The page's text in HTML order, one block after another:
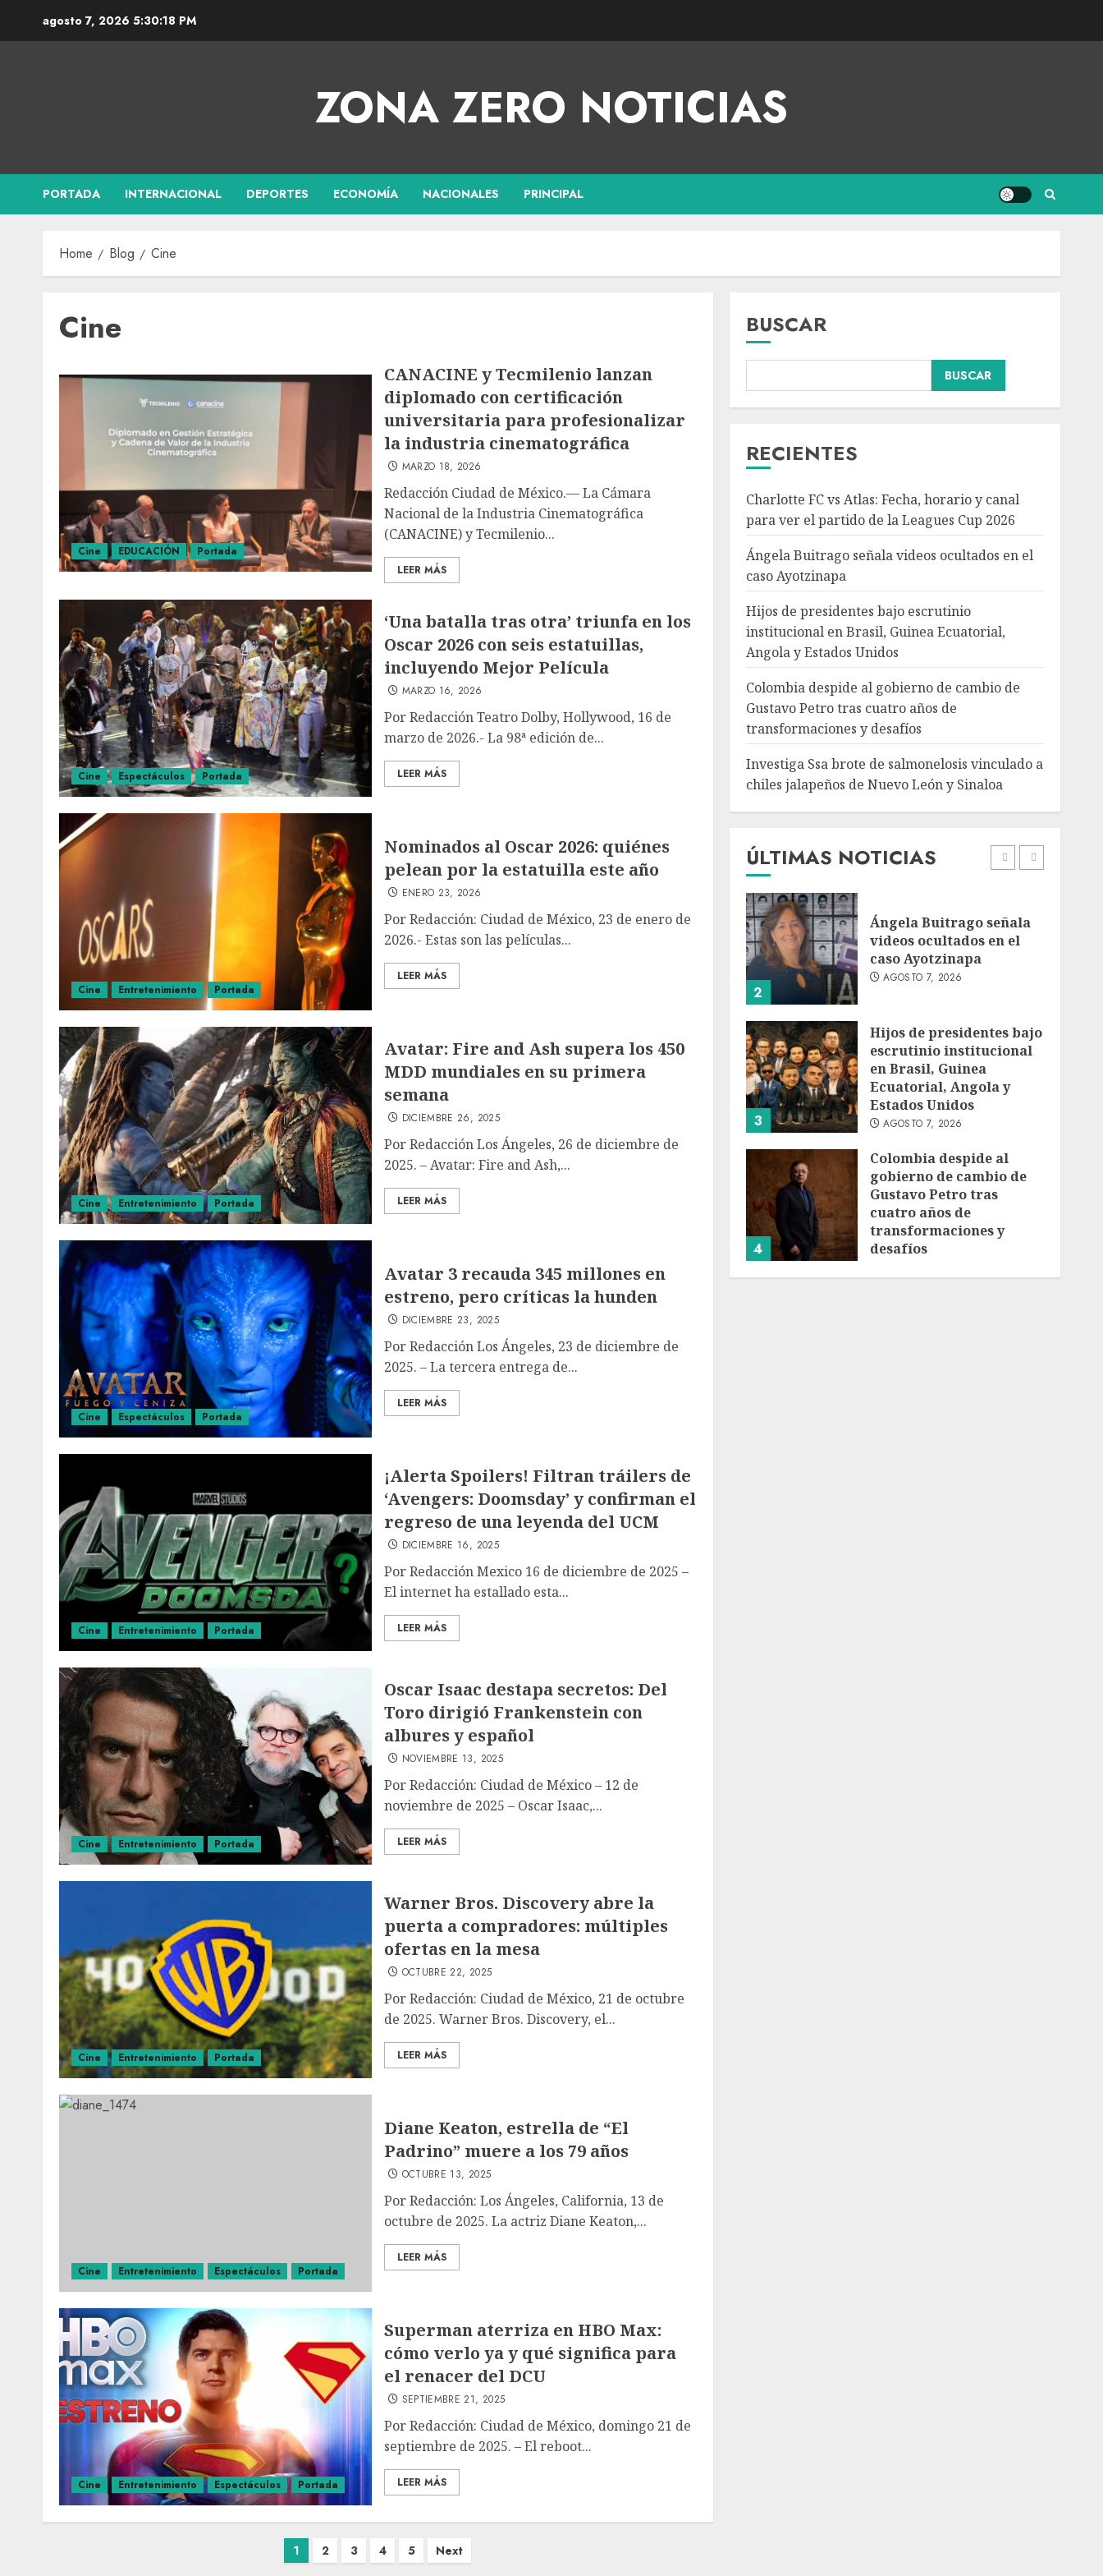
agosto 7, 2026 5:30:19 PM
ZONA ZERO NOTICIAS
PORTADA INTERNACIONAL DEPORTES ECONOMÍA NACIONALES PRINCIPAL
Home Blog Cine
Cine
Cine EDUCACIÓN Portada
CANACINE y Tecmilenio lanzan
diplomado con certificación
universitaria para profesionalizar
la industria cinematográfica
MARZO 18, 2026
Redacción Ciudad de México.— La Cámara
Nacional de la Industria Cinematográfica
(CANACINE) y Tecmilenio...
LEER MÁS
Cine Espectáculos Portada
‘Una batalla tras otra’ triunfa en los
Oscar 2026 con seis estatuillas,
incluyendo Mejor Película
MARZO 16, 2026
Por Redacción Teatro Dolby, Hollywood, 16 de
marzo de 2026.- La 98ª edición de...
LEER MÁS
Cine Entretenimiento Portada
Nominados al Oscar 2026: quiénes
pelean por la estatuilla este año
ENERO 23, 2026
Por Redacción: Ciudad de México, 23 de enero de
2026.- Estas son las películas...
LEER MÁS
Cine Entretenimiento Portada
Avatar: Fire and Ash supera los 450
MDD mundiales en su primera
semana
DICIEMBRE 26, 2025
Por Redacción Los Ángeles, 26 de diciembre de
2025. – Avatar: Fire and Ash,...
LEER MÁS
Cine Espectáculos Portada
Avatar 3 recauda 345 millones en
estreno, pero críticas la hunden
DICIEMBRE 23, 2025
Por Redacción Los Ángeles, 23 de diciembre de
2025. – La tercera entrega de...
LEER MÁS
Cine Entretenimiento Portada
¡Alerta Spoilers! Filtran tráilers de
‘Avengers: Doomsday’ y confirman el
regreso de una leyenda del UCM
DICIEMBRE 16, 2025
Por Redacción Mexico 16 de diciembre de 2025 –
El internet ha estallado esta...
LEER MÁS
Cine Entretenimiento Portada
Oscar Isaac destapa secretos: Del
Toro dirigió Frankenstein con
albures y español
NOVIEMBRE 13, 2025
Por Redacción: Ciudad de México – 12 de
noviembre de 2025 – Oscar Isaac,...
LEER MÁS
Cine Entretenimiento Portada
Warner Bros. Discovery abre la
puerta a compradores: múltiples
ofertas en la mesa
OCTUBRE 22, 2025
Por Redacción: Ciudad de México, 21 de octubre
de 2025. Warner Bros. Discovery, el...
LEER MÁS
Cine Entretenimiento Espectáculos Portada
Diane Keaton, estrella de “El
Padrino” muere a los 79 años
OCTUBRE 13, 2025
Por Redacción: Los Ángeles, California, 13 de
octubre de 2025. La actriz Diane Keaton,...
LEER MÁS
Cine Entretenimiento Espectáculos Portada
Superman aterriza en HBO Max:
cómo verlo ya y qué significa para
el renacer del DCU
SEPTIEMBRE 21, 2025
Por Redacción: Ciudad de México, domingo 21 de
septiembre de 2025. – El reboot...
LEER MÁS
1 2 3 4 5 Next
BUSCAR
BUSCAR
RECIENTES
Charlotte FC vs Atlas: Fecha, horario y canal
para ver el partido de la Leagues Cup 2026
Ángela Buitrago señala videos ocultados en el
caso Ayotzinapa
Hijos de presidentes bajo escrutinio
institucional en Brasil, Guinea Ecuatorial,
Angola y Estados Unidos
Colombia despide al gobierno de cambio de
Gustavo Petro tras cuatro años de
transformaciones y desafíos
Investiga Ssa brote de salmonelosis vinculado a
chiles jalapeños de Nuevo León y Sinaloa
ÚLTIMAS NOTICIAS
Hijos de presidentes bajo
escrutinio institucional
4
Colombia despide al
gobierno de cambio de
Gustavo Petro tras
transformaciones y
desafíos
AGOSTO 7, 2026
5
Investiga Ssa brote de
chiles jalapeños de
Nuevo León y Sinaloa
AGOSTO 7, 2026
1
Charlotte FC vs Atlas:
AGOSTO 7, 2026
2
Ángela Buitrago señala
videos ocultados en el
caso Ayotzinapa
AGOSTO 7, 2026
3
Hijos de presidentes bajo
escrutinio institucional
en Brasil, Guinea
Ecuatorial, Angola y
Estados Unidos
AGOSTO 7, 2026
4
Colombia despide al
gobierno de cambio de
Gustavo Petro tras
cuatro años de
transformaciones y
desafíos